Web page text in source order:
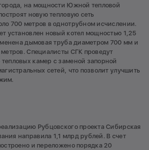
на мощности Южной тепловой
новую тепловую сеть
700 метров в однотрубном исчислении.
установлен новый котел мощностью 1,25
дымовая труба диаметром 700 мм и
Специалисты СГК проведут
камер с заменой запорной
сетей, что позволит улучшить
Рубцовского проекта Сибирская
направила 1,1 млрд рублей. В счет
и переложено порядка 20